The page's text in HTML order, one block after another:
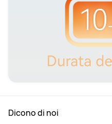
Dicono di noi